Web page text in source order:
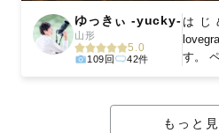
ゆっきぃ -yucky-
山形
5.0
109回 42件
は
す。
もっと